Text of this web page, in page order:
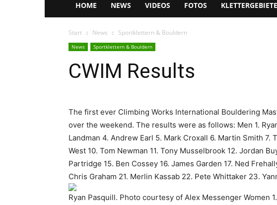
HOME NEWS VIDEOS FOTOS KLETTERGEBIETE
Start News Sportklettern & Bouldern
News Sportklettern & Bouldern
CWIM Results
The first ever Climbing Works International Bouldering
over the weekend. The results were as follows: Men 1.
Landman 4. Andrew Earl 5. Mark Croxall 6. Martin Smith 7.
West 10. Tom Newman 11. Tony Musselbrook 12. Jordan
Partridge 15. Ben Cossey 16. James Garden 17. Ned
Chris Graham 21. Merlin Kassab 22. Pete Whittaker 23.
Ryan Pasquill. Photo courtesy of Alex Messenger Women